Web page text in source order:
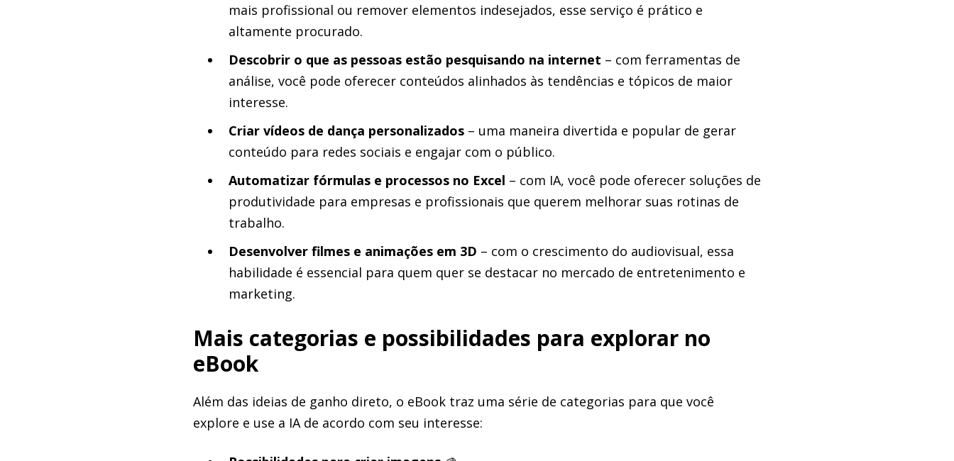
mais profissional ou remover elementos indesejados, esse serviço é prático e
altamente procurado.
Descobrir o que as pessoas estão pesquisando na internet – com ferramentas de
análise, você pode oferecer conteúdos alinhados às tendências e tópicos de maior
interesse.
Criar vídeos de dança personalizados – uma maneira divertida e popular de gerar
conteúdo para redes sociais e engajar com o público.
Automatizar fórmulas e processos no Excel – com IA, você pode oferecer soluções de
produtividade para empresas e profissionais que querem melhorar suas rotinas de
trabalho.
Desenvolver filmes e animações em 3D – com o crescimento do audiovisual, essa
habilidade é essencial para quem quer se destacar no mercado de entretenimento e
marketing.
Mais categorias e possibilidades para explorar no
eBook
Além das ideias de ganho direto, o eBook traz uma série de categorias para que você
explore e use a IA de acordo com seu interesse: